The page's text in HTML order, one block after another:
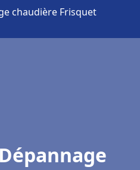
chaudière Frisquet